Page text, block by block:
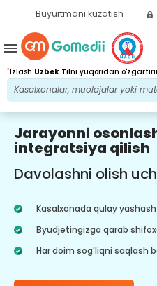
Buyurtmani kuzatish
*Izlash Uzbek Tilni yuqoridan
menu
Jarayonni
integratsiya qilish
Davolashni olish
Kasalxonada qulay yashash
Byudjetingizga qarab
Har doim sog'liqni saqlash